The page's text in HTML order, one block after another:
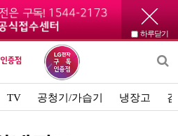
하루닫기
TV 공청기/가습기 냉장고